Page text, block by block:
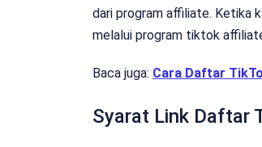
dari program affiliate. Ketika
melalui program tiktok
Baca juga: Cara Daftar
Syarat Link Daftar